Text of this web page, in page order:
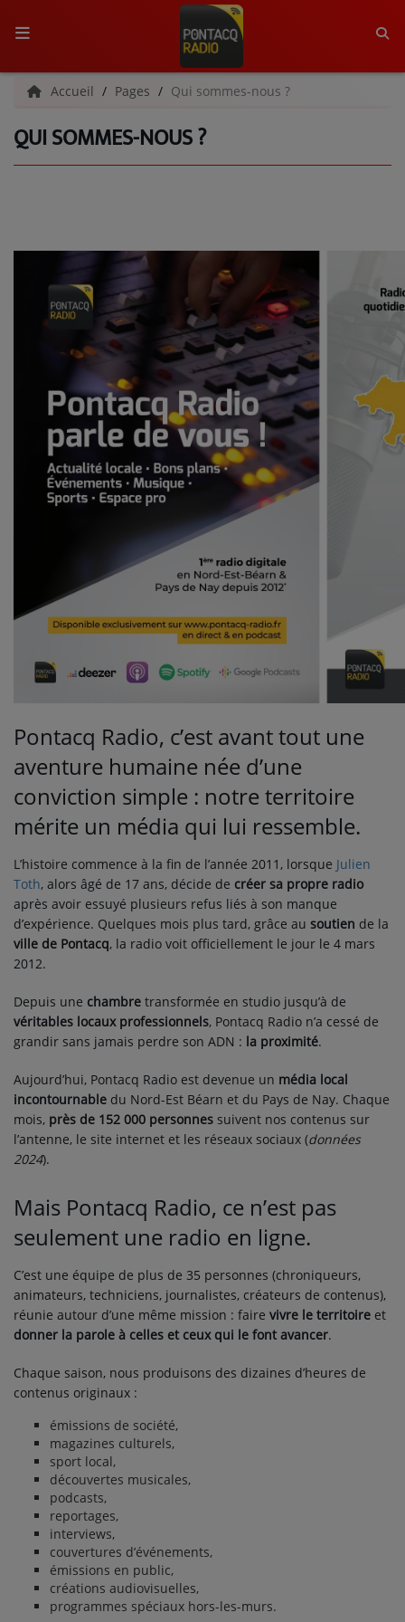
ACCUEIL
RADIO
GRILLE DES PROGRAMMES
C'ÉTAIT QUOI CE TITRE ?
PODCASTS - SAISON 2026/2027
NOS PROGRAMMES COURTS
ARCHIVES - SAISONS PASSÉES
VOS ÉMISSIONS EN IMAGES
ANNONCEURS & ESPACE PRO
VOTRE PUBLICITÉ SUR PONTACQ RADIO
L'INFORMATION
EN QUOI ÇA CONSISTE ?
ÉCOUTEZ LES PRODUCTIONS
PARTICIPEZ
JEUX CONCOURS
RECRUTEMENT
VENEZ DANS LE PUBLIC !
CRÉATIONS AUDIOVISUELLES
L'ŒIL DE L'OIE | PRÉSENTATION
VIDÉOS | L’ŒIL DE L'OIE
VIDÉOS | JEUX
PARTENAIRES
CONTACT
Accueil Pages Qui sommes-nous ?
QUI SOMMES-NOUS ?
Pontacq Radio, c’est avant tout une
aventure humaine née d’une
conviction simple : notre territoire
mérite un média qui lui ressemble.
L’histoire commence à la fin de l’année 2011, lorsque Julien
Toth, alors âgé de 17 ans, décide de créer sa propre radio
après avoir essuyé plusieurs refus liés à son manque
d’expérience. Quelques mois plus tard, grâce au soutien de la
ville de Pontacq, la radio voit officiellement le jour le 4 mars
2012.
Depuis une chambre transformée en studio jusqu’à de
véritables locaux professionnels, Pontacq Radio n’a cessé de
grandir sans jamais perdre son ADN : la proximité.
Aujourd’hui, Pontacq Radio est devenue un média local
incontournable du Nord-Est Béarn et du Pays de Nay. Chaque
mois, près de 152 000 personnes suivent nos contenus sur
l’antenne, le site internet et les réseaux sociaux (données
2024).
Mais Pontacq Radio, ce n’est pas
seulement une radio en ligne.
C’est une équipe de plus de 35 personnes (chroniqueurs,
animateurs, techniciens, journalistes, créateurs de contenus),
réunie autour d’une même mission : faire vivre le territoire et
donner la parole à celles et ceux qui le font avancer.
Chaque saison, nous produisons des dizaines d’heures de
contenus originaux :
émissions de société,
magazines culturels,
sport local,
découvertes musicales,
podcasts,
reportages,
interviews,
couvertures d’événements,
émissions en public,
créations audiovisuelles,
programmes spéciaux hors-les-murs.